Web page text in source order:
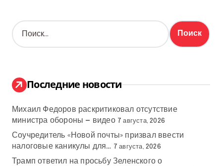
Н
а
:
Последние новости
Михаил Федоров раскритиковал отсутствие
министра обороны — видео 7 августа, 2026
Соучредитель «Новой почты» призвал ввести
налоговые каникулы для… 7 августа, 2026
Трамп ответил на просьбу Зеленского о